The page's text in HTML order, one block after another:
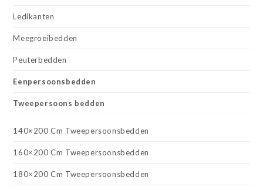
Ledikanten
Meegroeibedden
Peuterbedden
Eenpersoonsbedden
Tweepersoons bedden
140×200 Cm Tweepersoonsbedden
160×200 Cm Tweepersoonsbedden
180×200 Cm Tweepersoonsbedden